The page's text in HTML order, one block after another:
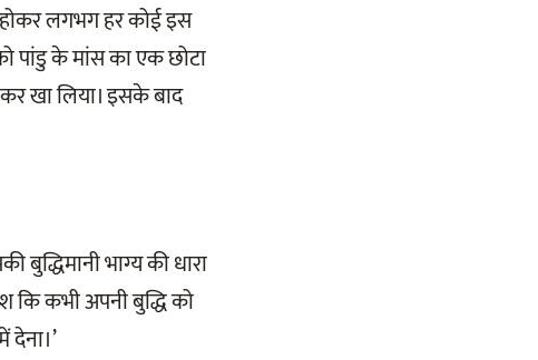
लगभग हर कोई इस
पांडु के मांस का एक छोटा
खा लिया। इसके बाद
भाग्य की धारा
कि कभी अपनी बुद्धि को